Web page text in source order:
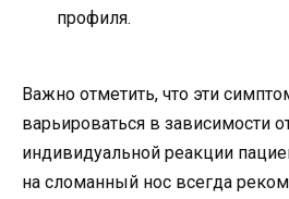
профиля.
Важно отметить, что эти
варьироваться в зависимости
индивидуальной реакции
на сломанный нос всегда